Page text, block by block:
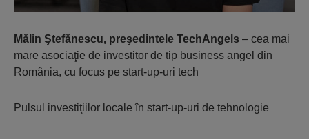
Mălin Ştefănescu, preşedintele TechAngels – cea mai
mare asociaţie de investitor de tip business angel din
România, cu focus pe start-up-uri tech
Pulsul investiţiilor locale în start-up-uri de tehnologie